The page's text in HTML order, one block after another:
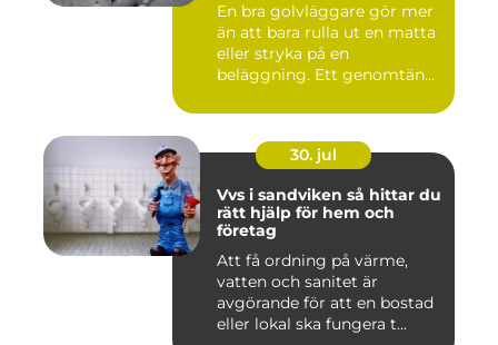
En bra golvläggare gör mer
än att bara rulla ut en matta
eller stryka på en
beläggning. Ett genomtän...
30. jul
Vvs i sandviken så hittar du
rätt hjälp för hem och
företag
Att få ordning på värme,
vatten och sanitet är
avgörande för att en bostad
eller lokal ska fungera t...